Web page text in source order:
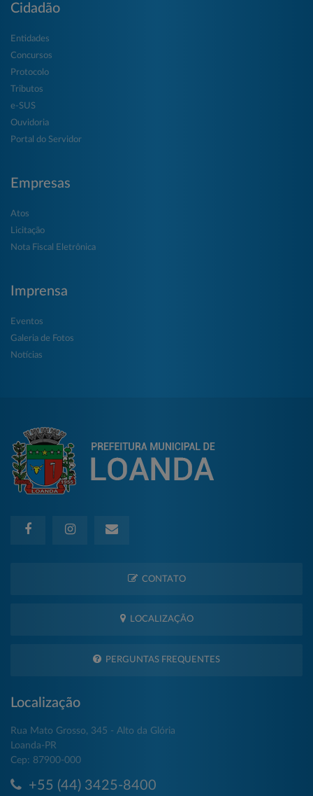
Cidadão
Entidades
Concursos
Protocolo
Tributos
e-SUS
Ouvidoria
Portal do Servidor
Empresas
Atos
Licitação
Nota Fiscal Eletrônica
Imprensa
Eventos
Galeria de Fotos
Notícias
CONTATO
LOCALIZAÇÃO
PERGUNTAS FREQUENTES
Localização
Rua Mato Grosso, 345 - Alto da Glória
Loanda-PR
Cep: 87900-000
+55 (44) 3425-8400